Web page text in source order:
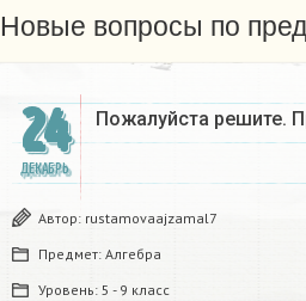
Новые вопросы по
24
ДЕКАБРЬ
Пожалуйста решите.
Автор: rustamovaajzamal7
Предмет: Алгебра
Уровень: 5 - 9 класс